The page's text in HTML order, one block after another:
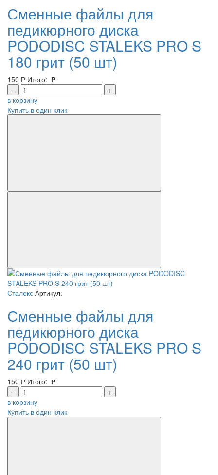
Сменные файлы для
педикюрного диска
PODODISC STALEKS PRO S
180 грит (50 шт)
150 Р Итого: Р
–
+
в корзину
Купить в один клик
Сталекс Артикул:
Сменные файлы для
педикюрного диска
PODODISC STALEKS PRO S
240 грит (50 шт)
150 Р Итого: Р
–
+
в корзину
Купить в один клик